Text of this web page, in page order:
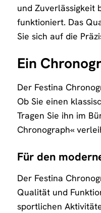
und Zuverlässigkeit
funktioniert. Das
Sie sich auf die
Ein
Der Festina
Ob Sie einen
Tragen Sie ihn im
Chronograph«
Für den
Der Festina
Qualität und
sportlichen